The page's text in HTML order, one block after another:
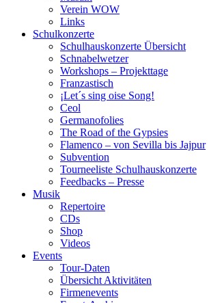
Verein WOW
Links
Schulkonzerte
Schulhauskonzerte Übersicht
Schnabelwetzer
Workshops – Projekttage
Franzastisch
¡Let´s sing oise Song!
Ceol
Germanofolies
The Road of the Gypsies
Flamenco – von Sevilla bis Jajpur
Subvention
Tourneeliste Schulhauskonzerte
Feedbacks – Presse
Musik
Repertoire
CDs
Shop
Videos
Events
Tour-Daten
Übersicht Aktivitäten
Firmenevents